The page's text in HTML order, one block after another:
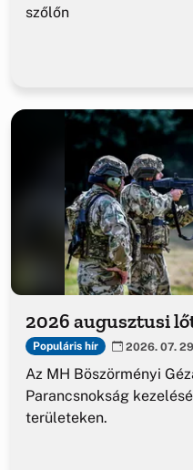
szőlőn
2026 augusztusi
Populáris hír 2026. 07.
Az MH Böszörményi
Parancsnokság
területeken.